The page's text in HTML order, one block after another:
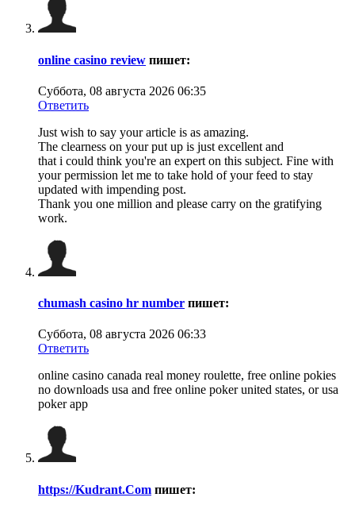
online casino review пишет:
Суббота, 08 августа 2026 06:35
Ответить
Just wish to say your article is as amazing.
The clearness on your put up is just excellent and
that i could think you're an expert on this subject. Fine with
your permission let me to take hold of your feed to stay
updated with impending post.
Thank you one million and please carry on the gratifying
work.
chumash casino hr number пишет:
Суббота, 08 августа 2026 06:33
Ответить
online casino canada real money roulette, free online pokies
no downloads usa and free online poker united states, or usa
poker app
https://Kudrant.Com пишет: